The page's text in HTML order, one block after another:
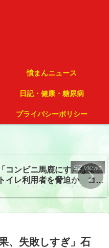
憤まんニュース
日記・健康・糖尿病
プライバシーポリシー
「コンビニ馬鹿にすんなよ」
トイレ利用者を脅迫か コン
52 views
、失敗しすぎ」石